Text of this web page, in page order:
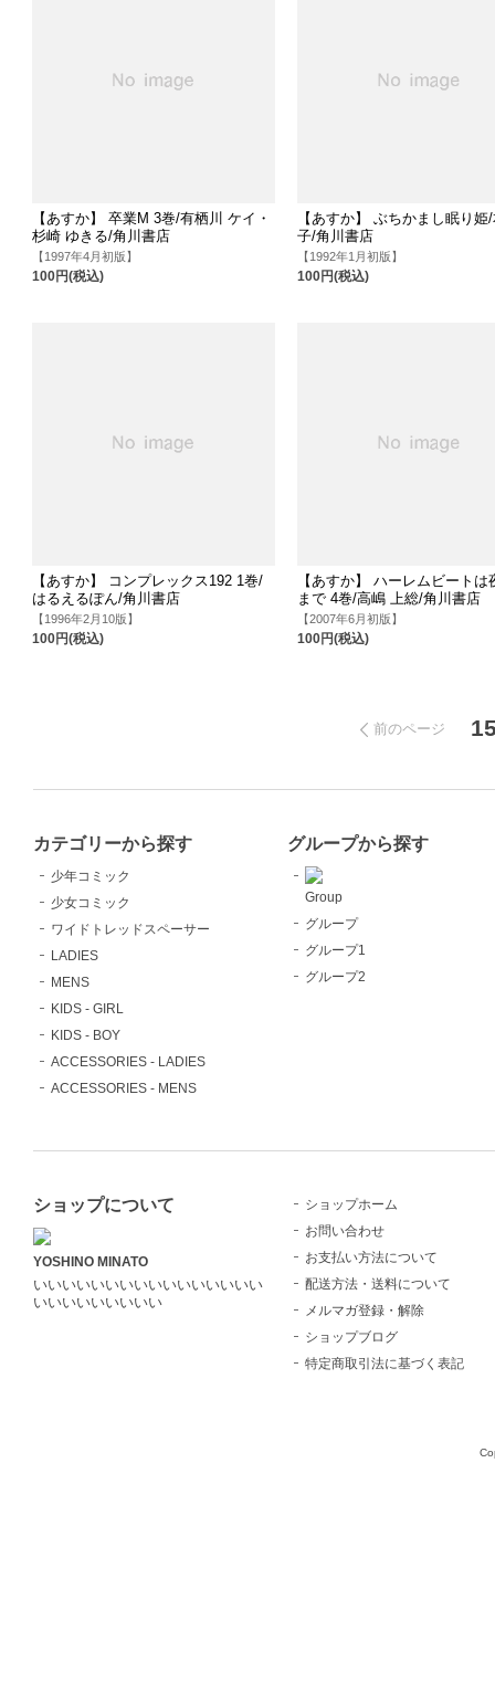
【あすか】 卒業M 3巻/有栖川 ケイ・
杉崎 ゆきる/角川書店
【1997年4月初版】
100円(税込)
【あすか】 ぶちかまし眠り姫
子/角川書店
【1992年1月初版】
100円(税込)
【あすか】 コンプレックス192 1巻/
はるえるぽん/角川書店
【1996年2月10版】
100円(税込)
【あすか】 ハーレムビートは
まで 4巻/高嶋 上総/角川書店
【2007年6月初版】
100円(税込)
前のページ
カテゴリーから探す
少年コミック
少女コミック
ワイドトレッドスペーサー
LADIES
MENS
KIDS - GIRL
KIDS - BOY
ACCESSORIES - LADIES
ACCESSORIES - MENS
グループから探す
Group
グループ
グループ1
グループ2
ショップについて
YOSHINO MINATO
いいいいいいいいいいいいいいいい
いいいいいいいいい
ショップホーム
お問い合わせ
お支払い方法について
配送方法・送料について
メルマガ登録・解除
ショップブログ
特定商取引法に基づく表記